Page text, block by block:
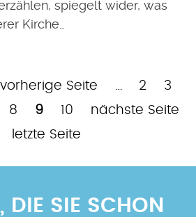
spiegelt wider, was
Kirche…
Vorherige
Seite
vorherige Seite Page
2 3
Page
8
Aktuelle
Seite
9 Page
10
Nächste
nächste Seite
Letzte
letzte Seite
DIE SIE SCHON